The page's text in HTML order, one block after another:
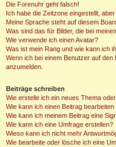
Die Forenuhr geht falsch!
Ich habe die Zeitzone eingestellt,
Meine Sprache steht auf diesem
Was sind das für Bilder, die bei
Wie verwende ich einen Avatar?
Was ist mein Rang und wie kann ich
Wenn ich bei einem Benutzer auf
anzumelden.
Beiträge schreiben
Wie erstelle ich ein neues Thema
Wie kann ich einen Beitrag
Wie kann ich meinem Beitrag eine
Wie kann ich eine Umfrage erstellen?
Wieso kann ich nicht mehr
Wie bearbeite oder lösche ich eine